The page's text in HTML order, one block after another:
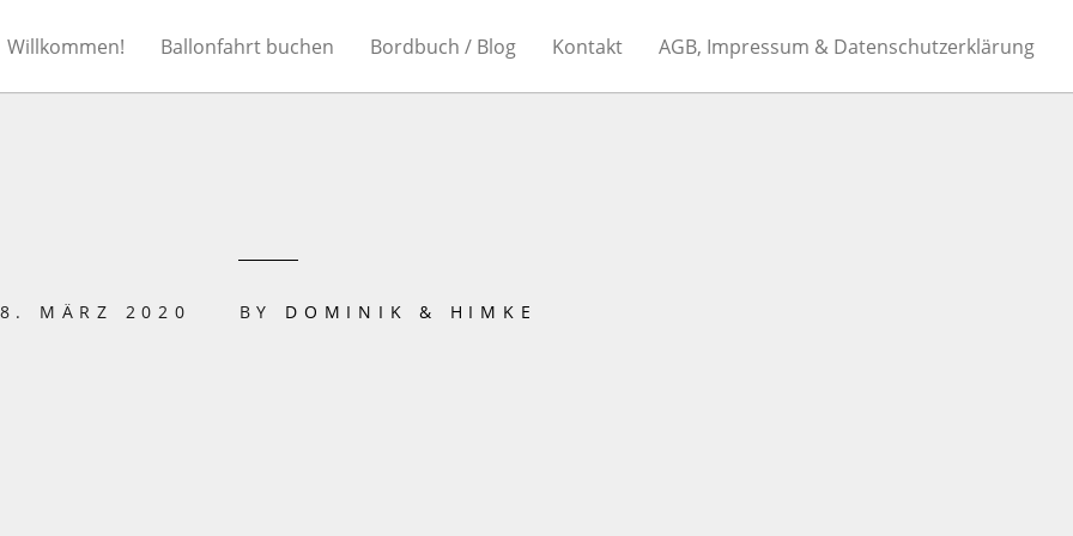
Willkommen! Ballonfahrt buchen Bordbuch / Blog Kontakt AGB, Impressum & Datenschutzerklärung
8. MÄRZ 2020 BY DOMINIK & HIMKE